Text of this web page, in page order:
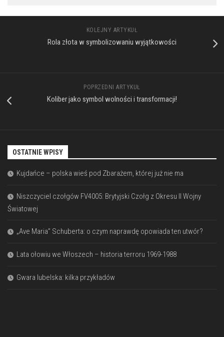
KOLEJNY ARTYKUŁ
Rola złota w symbolizowaniu wyjątkowości
POPRZEDNI ARTYKUŁ
Koliber jako symbol wolności i transformacji!
OSTATNIE WPISY
Kujdańce – polska wieś pod Zbarażem, której już nie ma
Niszczyciel czołgów FV4005: Brytyjski Czołg z Okresu II Wojny
Światowej
„Ave Maria” Schuberta: o czym naprawdę opowiada ten utwór?
Lata ołowiu we Włoszech – historia terroru 1969-1988
Gwara lubelska: kilka przykładów